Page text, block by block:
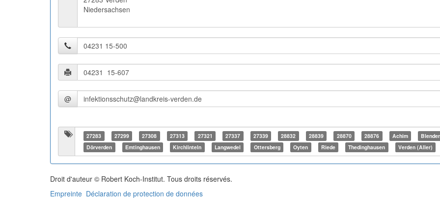
Niedersachsen
@
27283 27299 27308 27313 27321 27337 27339 28832 28839 28870 28876 Achim
Blender
Dörverden
Emtinghausen Kirchlinteln Langwedel Ottersberg Oyten Riede Thedinghausen Verden (Aller)
Droit d'auteur © Robert Koch-Institut. Tous droits réservés.
Empreinte Déclaration de protection de données